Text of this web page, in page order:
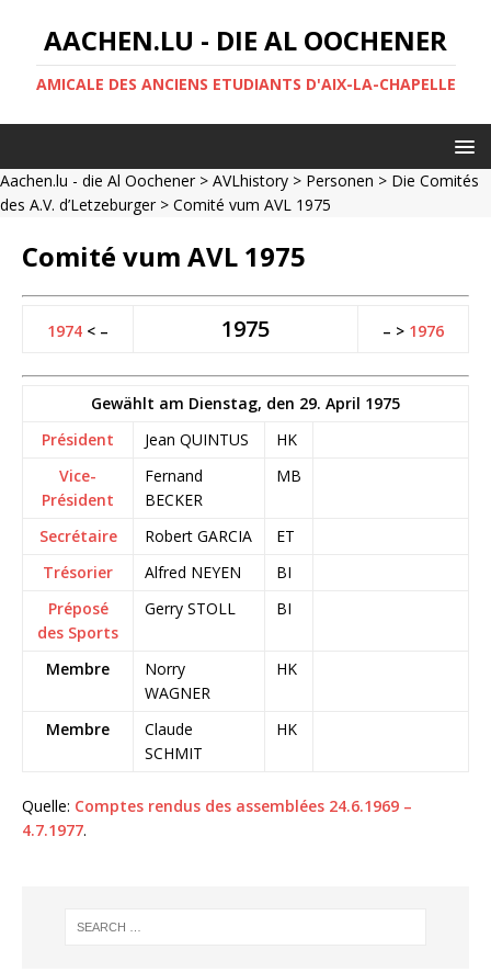
AACHEN.LU - DIE AL OOCHENER
AMICALE DES ANCIENS ETUDIANTS D'AIX-LA-CHAPELLE
Aachen.lu - die Al Oochener> AVLhistory > Personen > Die Comités
des A.V. d’Letzeburger> Comité vum AVL 1975
Comité vum AVL 1975
1974 < – 1975 – > 1976
Gewählt am Dienstag, den 29. April 1975
Président
Jean QUINTUS
HK
Vice-
Président
Fernand
BECKER
MB
Secrétaire Robert GARCIA
ET
Trésorier
Alfred NEYEN
BI
Préposé
des Sports
Gerry STOLL BI
Membre
Norry
WAGNER
HK
Membre
Claude
SCHMIT
HK
Quelle: Comptes rendus des assemblées 24.6.1969 –
4.7.1977.